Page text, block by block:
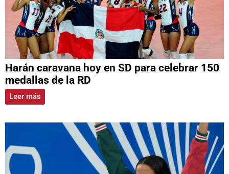
Harán caravana hoy en SD para celebrar 150
medallas de la RD
Leer más